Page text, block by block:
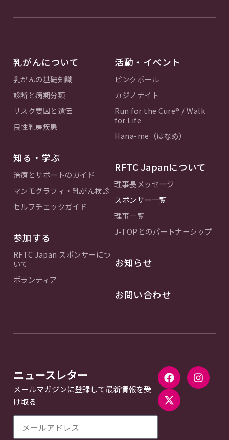
乳がんについて
乳がんの基礎知識
診断と病期分類
リスク要因と遺伝
良性乳房疾患
知る・学ぶ
治療とサポートのガイド
マンモグラフィ・乳がん検診
セルフチェックガイド
参加する
RFTC Japan スポンサーにつ
いて
ボランティア
活動・イベント
ピンクボール
カジノナイト
Run for the Cure® / Walk
for Life
Hana-me（はなめ）
RFTC Japanについて
理事長メッセージ
スポンサー一覧
理事一覧
J-TOPとのパートナーシップ
お知らせ
お問い合わせ
ニュースレター
メールマガジンに登録して最新情報を受
け取る